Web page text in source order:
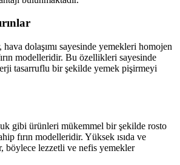
dolaşımı sayesinde yemekleri homojen
modelleridir. Bu özellikleri sayesinde
tasarruflu bir şekilde yemek pişirmeyi
gibi ürünleri mükemmel bir şekilde rosto
fırın modelleridir. Yüksek ısıda ve
böylece lezzetli ve nefis yemekler